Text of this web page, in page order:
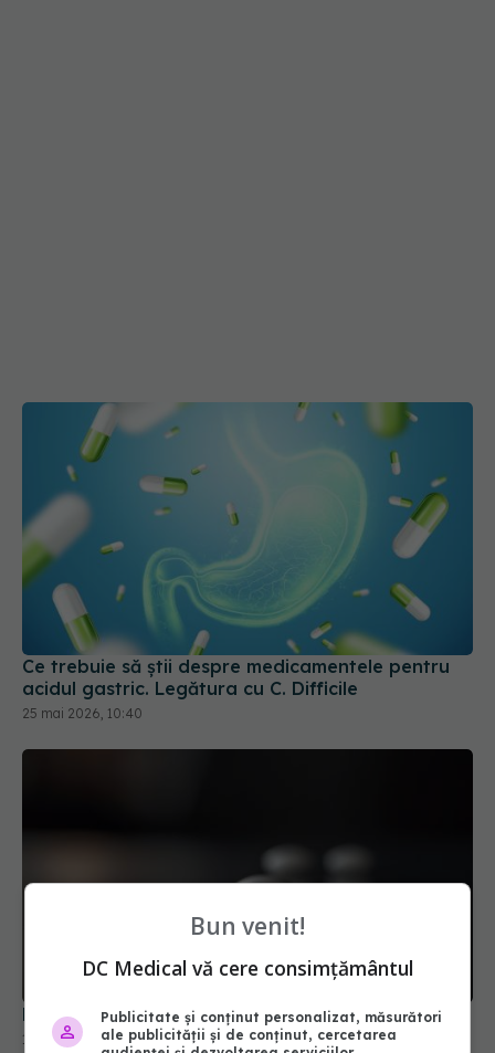
Ce trebuie să știi despre medicamentele pentru
acidul gastric. Legătura cu C. Difficile
25 mai 2026, 10:40
Medicamentul comun care îți distruge sănătatea
12 mar 2026, 19:09
Bun venit!
DC Medical vă cere consimțământul
Publicitate și conținut personalizat, măsurători
ale publicității și de conținut, cercetarea